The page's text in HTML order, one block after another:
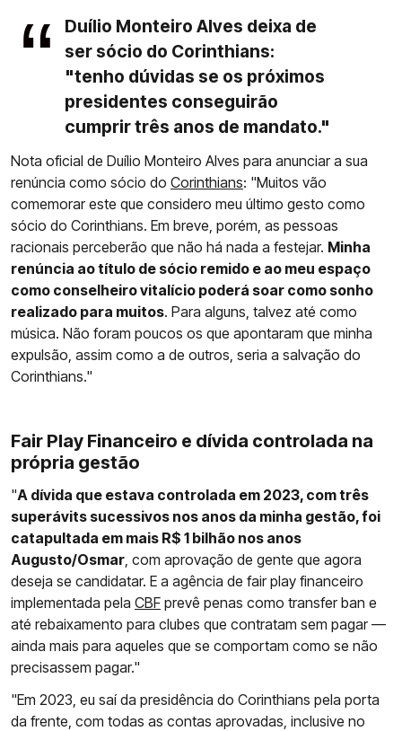
Duílio Monteiro Alves deixa de
ser sócio do Corinthians:
"tenho dúvidas se os próximos
presidentes conseguirão
cumprir três anos de mandato."
Nota oficial de Duílio Monteiro Alves para anunciar a sua
renúncia como sócio do Corinthians: "Muitos vão
comemorar este que considero meu último gesto como
sócio do Corinthians. Em breve, porém, as pessoas
racionais perceberão que não há nada a festejar. Minha
renúncia ao título de sócio remido e ao meu espaço
como conselheiro vitalício poderá soar como sonho
realizado para muitos. Para alguns, talvez até como
música. Não foram poucos os que apontaram que minha
expulsão, assim como a de outros, seria a salvação do
Corinthians."
Fair Play Financeiro e dívida controlada na
própria gestão
"A dívida que estava controlada em 2023, com três
superávits sucessivos nos anos da minha gestão, foi
catapultada em mais R$ 1 bilhão nos anos
Augusto/Osmar , com aprovação de gente que agora
deseja se candidatar. E a agência de fair play financeiro
implementada pela CBF prevê penas como transfer ban e
até rebaixamento para clubes que contratam sem pagar —
ainda mais para aqueles que se comportam como se não
precisassem pagar."
"Em 2023, eu saí da presidência do Corinthians pela porta
da frente, com todas as contas aprovadas, inclusive no